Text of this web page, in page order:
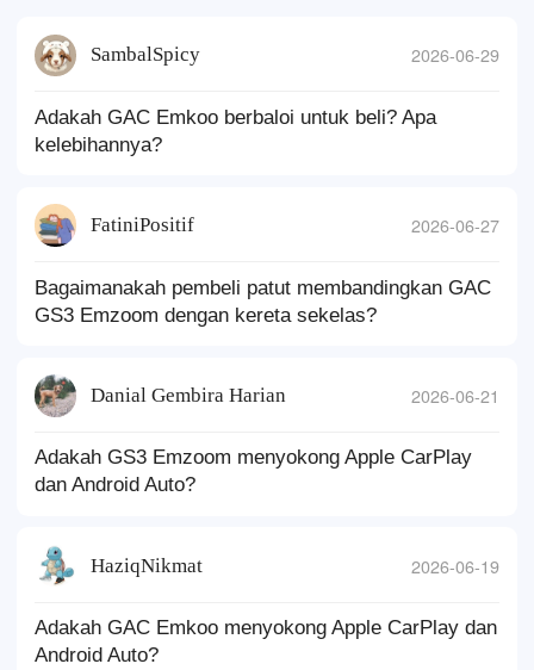
SambalSpicy 2026-06-29
Adakah GAC Emkoo berbaloi untuk beli? Apa
kelebihannya?
FatiniPositif 2026-06-27
Bagaimanakah pembeli patut membandingkan GAC
GS3 Emzoom dengan kereta sekelas?
Danial Gembira Harian 2026-06-21
Adakah GS3 Emzoom menyokong Apple CarPlay
dan Android Auto?
HaziqNikmat 2026-06-19
Adakah GAC Emkoo menyokong Apple CarPlay dan
Android Auto?